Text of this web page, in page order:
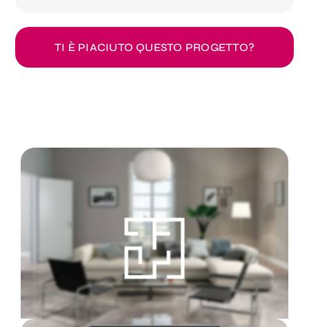
TI È PIACIUTO QUESTO PROGETTO?